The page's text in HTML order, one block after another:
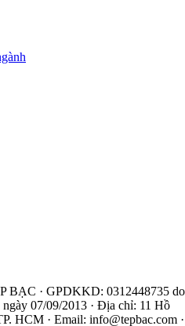
BẠC · GPDKKD: 0312448735 do
07/09/2013 · Địa chỉ: 11 Hồ
HCM · Email: info@tepbac.com ·